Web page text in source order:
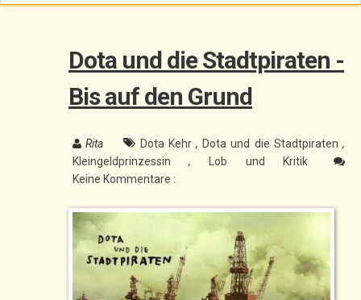
g
i
n
Dota und die Stadtpiraten -
Bis auf den Grund
Rita Dota Kehr, Dota und die Stadtpiraten,
Kleingeldprinzessin,
Lob und Kritik
Keine Kommentare :